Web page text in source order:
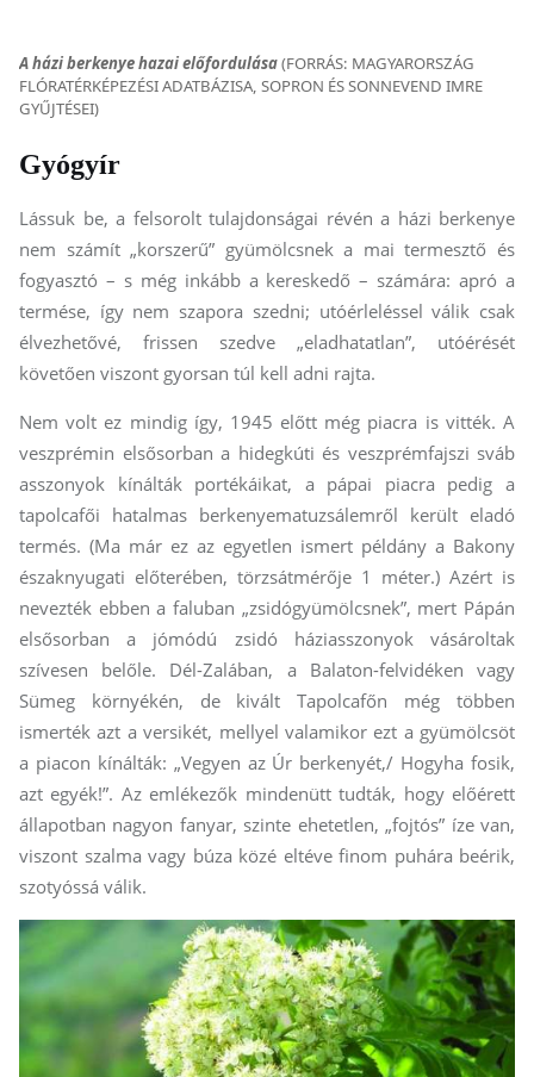
A házi berkenye hazai előfordulása(FORRÁS: MAGYARORSZÁG
FLÓRATÉRKÉPEZÉSI ADATBÁZISA, SOPRON ÉS SONNEVEND IMRE
GYŰJTÉSEI)
Gyógyír
Lássuk be, a felsorolt tulajdonságai révén a házi berkenye
nem számít „korszerű” gyümölcsnek a mai termesztő és
fogyasztó – s még inkább a kereskedő – számára: apró a
termése, így nem szapora szedni; utóérleléssel válik csak
élvezhetővé, frissen szedve „eladhatatlan”, utóérését
követően viszont gyorsan túl kell adni rajta.
Nem volt ez mindig így, 1945 előtt még piacra is vitték. A
veszprémin elsősorban a hidegkúti és veszprémfajszi sváb
asszonyok kínálták portékáikat, a pápai piacra pedig a
tapolcafői hatalmas berkenyematuzsálemről került eladó
termés. (Ma már ez az egyetlen ismert példány a Bakony
északnyugati előterében, törzsátmérője 1 méter.) Azért is
nevezték ebben a faluban „zsidógyümölcsnek”, mert Pápán
elsősorban a jómódú zsidó háziasszonyok vásároltak
szívesen belőle. Dél-Zalában, a Balaton-felvidéken vagy
Sümeg környékén, de kivált Tapolcafőn még többen
ismerték azt a versikét, mellyel valamikor ezt a gyümölcsöt
a piacon kínálták: „Vegyen az Úr berkenyét,/ Hogyha fosik,
azt egyék!”. Az emlékezők mindenütt tudták, hogy előérett
állapotban nagyon fanyar, szinte ehetetlen, „fojtós” íze van,
viszont szalma vagy búza közé eltéve finom puhára beérik,
szotyóssá válik.